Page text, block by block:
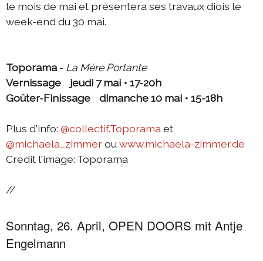
le mois de mai et présentera ses travaux diois le
week-end du 30 mai.
Toporama- La Mère Portante
Vernissage jeudi 7 mai • 17-20h
Goûter-Finissage dimanche 10 mai • 15-18h
Plus d'info: @collectif.Toporamaet
@michaela_zimmerou www.michaela-zimmer.de
Credit l'image: Toporama
//
Sonntag, 26. April, OPEN DOORS mit Antje
Engelmann